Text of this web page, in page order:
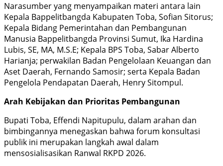
Narasumber yang menyampaikan materi antara lain
Kepala Bappelitbangda Kabupaten Toba, Sofian Sitorus;
Kepala Bidang Pemerintahan dan Pembangunan
Manusia Bappelitbangda Provinsi Sumut, Ika Hardina
Lubis, SE, MA, M.S.E; Kepala BPS Toba, Sabar Alberto
Harianja; perwakilan Badan Pengelolaan Keuangan dan
Aset Daerah, Fernando Samosir; serta Kepala Badan
Pengelola Pendapatan Daerah, Henry Sitompul.
Arah Kebijakan dan Prioritas Pembangunan
Bupati Toba, Effendi Napitupulu, dalam arahan dan
bimbingannya menegaskan bahwa forum konsultasi
publik ini merupakan langkah awal dalam
mensosialisasikan Ranwal RKPD 2026.